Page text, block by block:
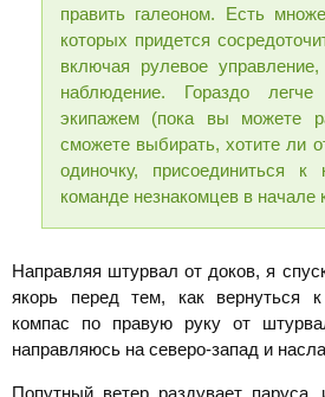
править галеоном. Есть
которых придется
включая рулевое
наблюдение. Гораздо
экипажем (пока вы можете
сможете выбирать, хотите ли
одиночку, присоединиться
команде незнакомцев в начале
Направляя штурвал от доков, я
якорь перед тем, как вернуться
компас по правую руку от
направляюсь на северо-запад и
Попутный ветер раздувает паруса,